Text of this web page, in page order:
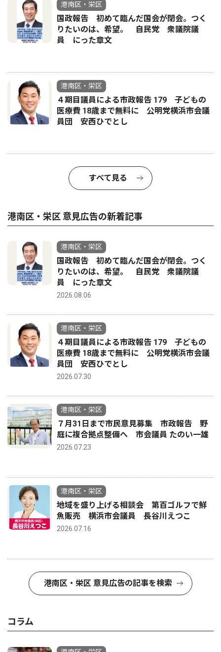
港南区・栄区
国政報告 初めて臨んだ国会が閉会。つく
りたいのは、希望。 自民党 衆議院議
員 にった章文
港南区・栄区
４期目議員による市政報告 179 子どもの
医療費 18歳まで無料に 公明党横浜市会議
員団 安西ひでとし
すべて見る
港南区・栄区 意見広告の新着記事
港南区・栄区
国政報告 初めて臨んだ国会が閉会。つく
りたいのは、希望。 自民党 衆議院議
員 にった章文
2026.08.06
港南区・栄区
４期目議員による市政報告 179 子どもの
医療費 18歳まで無料に 公明党横浜市会議
員団 安西ひでとし
2026.07.30
港南区・栄区
７月31日まで市民意見募集 市政報告 野
庭に複合拠点整備へ 市会議員 たのい一雄
2026.07.23
港南区・栄区
地域を盛り上げる相談会 第百ゴルフで鮮
魚販売 横浜市会議員 長谷川えつこ
2026.07.16
港南区・栄区 意見広告の記事を検索
コラム